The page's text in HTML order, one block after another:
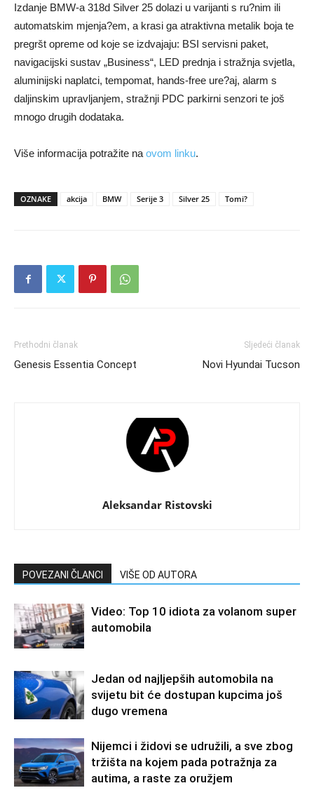
Izdanje BMW-a 318d Silver 25 dolazi u varijanti s ru?nim ili
automatskim mjenja?em, a krasi ga atraktivna metalik boja te
pregršt opreme od koje se izdvajaju: BSI servisni paket,
navigacijski sustav „Business“, LED prednja i stražnja svjetla,
aluminijski naplatci, tempomat, hands-free ure?aj, alarm s
daljinskim upravljanjem, stražnji PDC parkirni senzori te još
mnogo drugih dodataka.
Više informacija potražite na ovom linku.
OZNAKE akcija BMW Serije 3 Silver 25 Tomi?
Prethodni članak
Genesis Essentia Concept
Sljedeći članak
Novi Hyundai Tucson
Aleksandar Ristovski
POVEZANI ČLANCI VIŠE OD AUTORA
Video: Top 10 idiota za volanom super
automobila
Jedan od najljepših automobila na
svijetu bit će dostupan kupcima još
dugo vremena
Nijemci i židovi se udružili, a sve zbog
tržišta na kojem pada potražnja za
autima, a raste za oružjem